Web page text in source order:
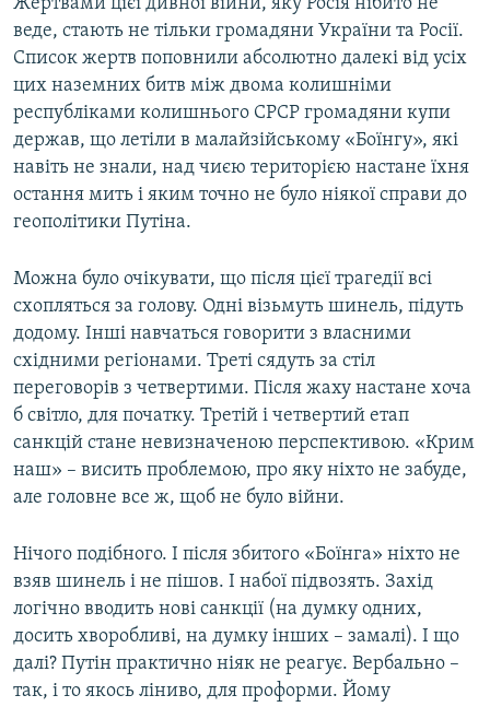
Жертвами цієї дивної війни, яку Росія нібито не
веде, стають не тільки громадяни України та Росії.
Список жертв поповнили абсолютно далекі від усіх
цих наземних битв між двома колишніми
республіками колишнього СРСР громадяни купи
держав, що летіли в малайзійському «Боїнгу», які
навіть не знали, над чиєю територією настане їхня
остання мить і яким точно не було ніякої справи до
геополітики Путіна.
Можна було очікувати, що після цієї трагедії всі
схопляться за голову. Одні візьмуть шинель, підуть
додому. Інші навчаться говорити з власними
східними регіонами. Треті сядуть за стіл
переговорів з четвертими. Після жаху настане хоча
б світло, для початку. Третій і четвертий етап
санкцій стане невизначеною перспективою. «Крим
наш» – висить проблемою, про яку ніхто не забуде,
але головне все ж, щоб не було війни.
Нічого подібного. І після збитого «Боїнга» ніхто не
взяв шинель і не пішов. І набої підвозять. Захід
логічно вводить нові санкції (на думку одних,
досить хворобливі, на думку інших – замалі). І що
далі? Путін практично ніяк не реагує. Вербально –
так, і то якось ліниво, для проформи. Йому